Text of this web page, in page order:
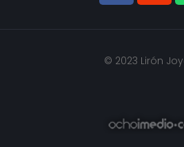
© 2023 Lirón